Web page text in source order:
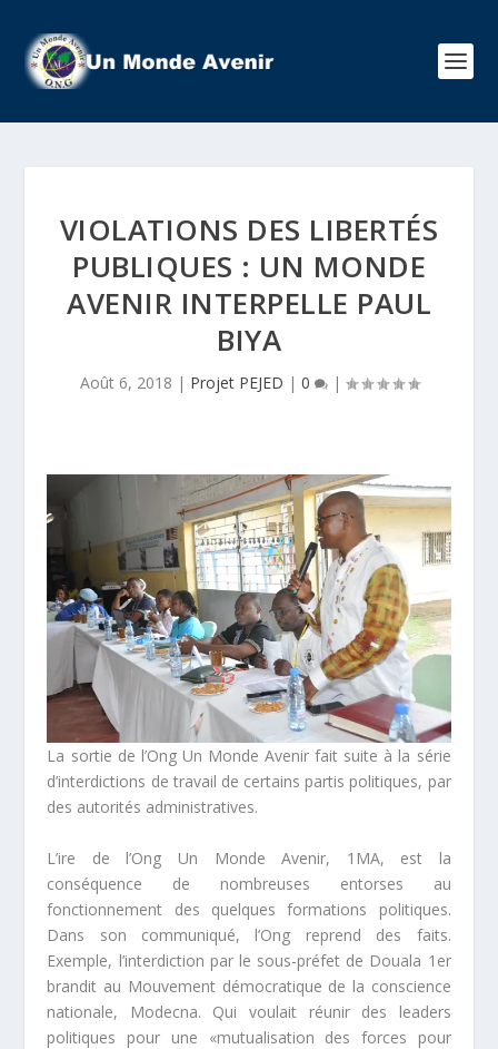
VIOLATIONS DES LIBERTÉS
PUBLIQUES : UN MONDE
AVENIR INTERPELLE PAUL
BIYA
Août 6, 2018 | Projet PEJED | 0 |
La sortie de l’Ong Un Monde Avenir fait suite à la série
d’interdictions de travail de certains partis politiques, par
des autorités administratives.
L’ire de l’Ong Un Monde Avenir, 1MA, est la
conséquence de nombreuses entorses au
fonctionnement des quelques formations politiques.
Dans son communiqué, l’Ong reprend des faits.
Exemple, l’interdiction par le sous-préfet de Douala 1 er
brandit au Mouvement démocratique de la conscience
nationale, Modecna. Qui voulait réunir des leaders
politiques pour une «mutualisation des forces pour